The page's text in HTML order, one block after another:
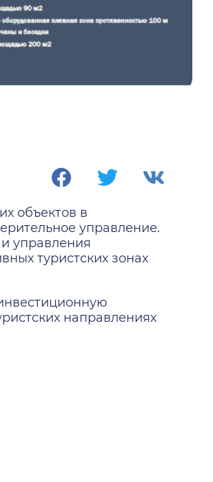
объектов в
управление.
управления
туристских зонах
направлениях